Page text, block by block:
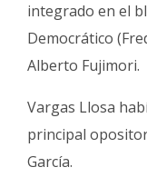
integrado en el
Democrático
Alberto Fujimori.
Vargas Llosa
principal
García.